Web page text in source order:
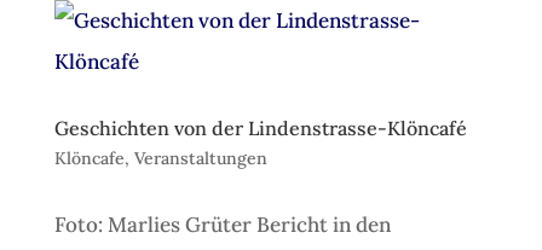
Geschichten von der Lindenstrasse-Klöncafé
Klöncafe, Veranstaltungen
Foto: Marlies Grüter Bericht in den